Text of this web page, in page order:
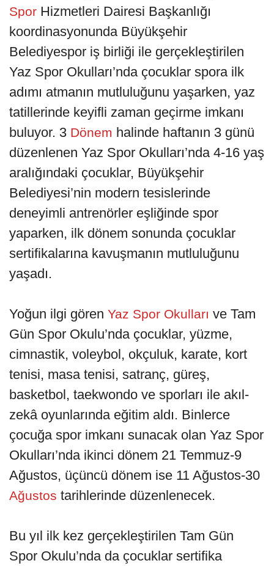
Spor Hizmetleri Dairesi Başkanlığı
koordinasyonunda Büyükşehir
Belediyespor iş birliği ile gerçekleştirilen
Yaz Spor Okulları’nda çocuklar spora ilk
adımı atmanın mutluluğunu yaşarken, yaz
tatillerinde keyifli zaman geçirme imkanı
buluyor. 3 Dönem halinde haftanın 3 günü
düzenlenen Yaz Spor Okulları’nda 4-16 yaş
aralığındaki çocuklar, Büyükşehir
Belediyesi’nin modern tesislerinde
deneyimli antrenörler eşliğinde spor
yaparken, ilk dönem sonunda çocuklar
sertifikalarına kavuşmanın mutluluğunu
yaşadı.
Yoğun ilgi gören Yaz Spor Okulları ve Tam
Gün Spor Okulu’nda çocuklar, yüzme,
cimnastik, voleybol, okçuluk, karate, kort
tenisi, masa tenisi, satranç, güreş,
basketbol, taekwondo ve sporları ile akıl-
zekâ oyunlarında eğitim aldı. Binlerce
çocuğa spor imkanı sunacak olan Yaz Spor
Okulları’nda ikinci dönem 21 Temmuz-9
Ağustos, üçüncü dönem ise 11 Ağustos-30
Ağustos tarihlerinde düzenlenecek.
Bu yıl ilk kez gerçekleştirilen Tam Gün
Spor Okulu’nda da çocuklar sertifika